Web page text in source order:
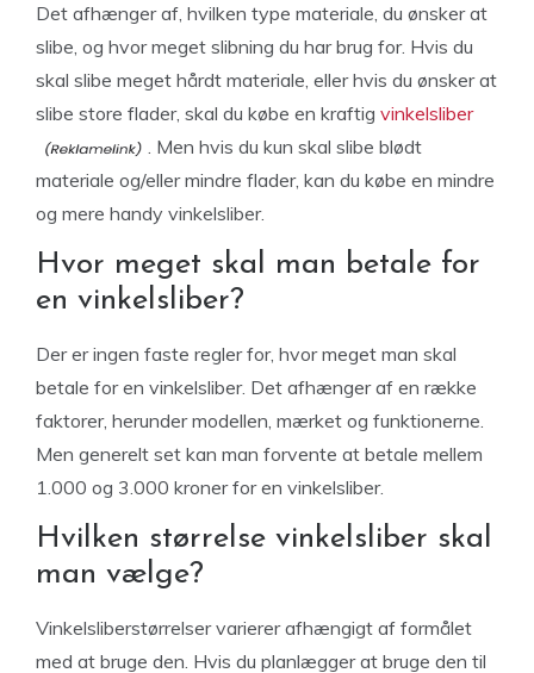
Det afhænger af, hvilken type materiale, du ønsker at
slibe, og hvor meget slibning du har brug for. Hvis du
skal slibe meget hårdt materiale, eller hvis du ønsker at
slibe store flader, skal du købe en kraftig vinkelsliber
. Men hvis du kun skal slibe blødt
materiale og/eller mindre flader, kan du købe en mindre
og mere handy vinkelsliber.
Hvor meget skal man betale for
en vinkelsliber?
Der er ingen faste regler for, hvor meget man skal
betale for en vinkelsliber. Det afhænger af en række
faktorer, herunder modellen, mærket og funktionerne.
Men generelt set kan man forvente at betale mellem
1.000 og 3.000 kroner for en vinkelsliber.
Hvilken størrelse vinkelsliber skal
man vælge?
Vinkelsliberstørrelser varierer afhængigt af formålet
med at bruge den. Hvis du planlægger at bruge den til